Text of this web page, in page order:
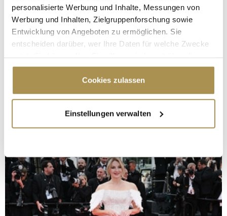
personalisierte Werbung und Inhalte, Messungen von
Werbung und Inhalten, Zielgruppenforschung sowie
Entwicklung von Angeboten zu ermöglichen. Sie
entscheiden darüber, wer Ihre Daten für welche Zwecke
Cookie-Erklärung oder durch Klicken auf das Privacy
Trigger Symbol ändern oder widerrufen
Informationen über Ihre geografische Lage
erfassen, welche bis auf einige Meter genau sein
bestimmten Merkmalen (Fingerprinting) identifizieren
Erfahren Sie mehr darüber, wie Ihre persönlichen Daten
verarbeitet werden, und legen Sie Ihre Präferenzen im
Abschnitt Einzelheitenfest.
Cookies zulassen
Einstellungen verwalten